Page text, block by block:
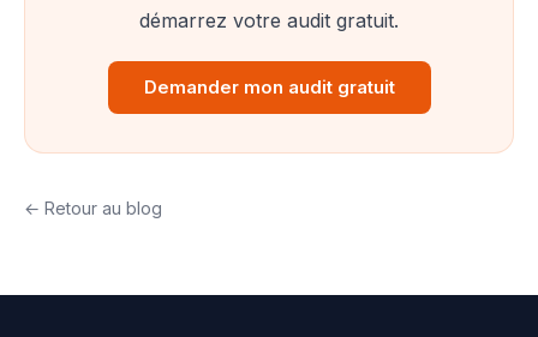
démarrez votre audit gratuit.
Demander mon audit gratuit
← Retour au blog